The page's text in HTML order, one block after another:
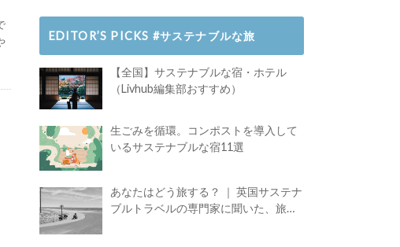
EDITOR’S PICKS #サステナブルな旅
【全国】サステナブルな宿・ホテル
（Livhub編集部おすすめ）
生ごみを循環。コンポストを導入して
いるサステナブルな宿11選
あなたはどう旅する？ ｜ 英国サステナ
ブルトラベルの専門家に聞いた、旅の